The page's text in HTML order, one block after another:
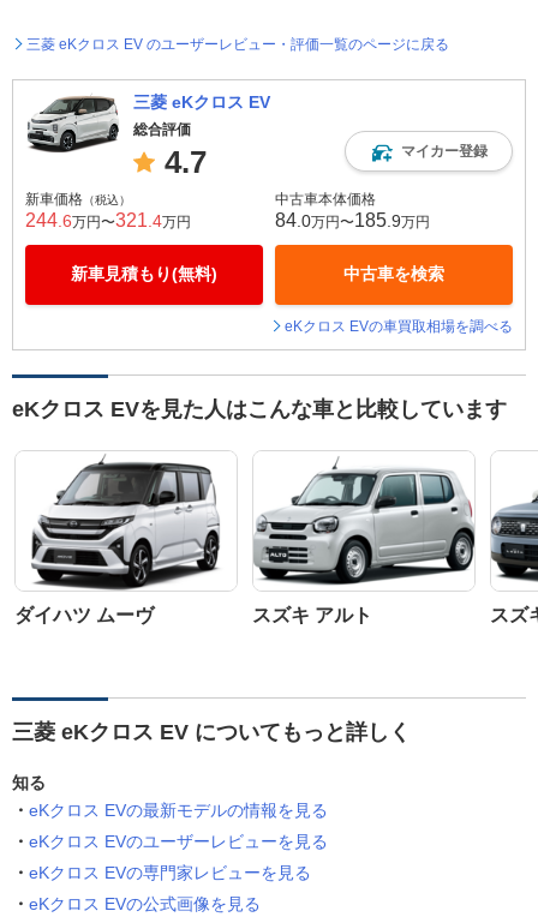
三菱 eKクロス EV のユーザーレビュー・評価一覧のページに戻る
三菱 eKクロス EV
総合評価
4.7 マイカー登録
新車価格 （税込）
244 .6万円〜321 .4万円
新車見積もり(無料)
中古車本体価格
84 .0万円〜185 .9万円
中古車を検索
eKクロス EVの車買取相場を調べる
eKクロス EVを見た人はこんな車と比較しています
ダイハツ ムーヴ スズキ アルト スズ
三菱 eKクロス EV についてもっと詳しく
知る
eKクロス EVの最新モデルの情報を見る
eKクロス EVのユーザーレビューを見る
eKクロス EVの専門家レビューを見る
eKクロス EVの公式画像を見る